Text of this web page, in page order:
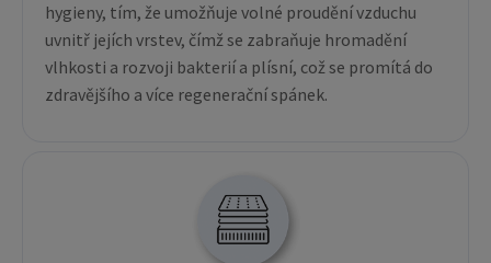
hygieny, tím, že umožňuje volné proudění vzduchu
uvnitř jejích vrstev, čímž se zabraňuje hromadění
vlhkosti a rozvoji bakterií a plísní, což se promítá do
zdravějšího a více regenerační spánek.